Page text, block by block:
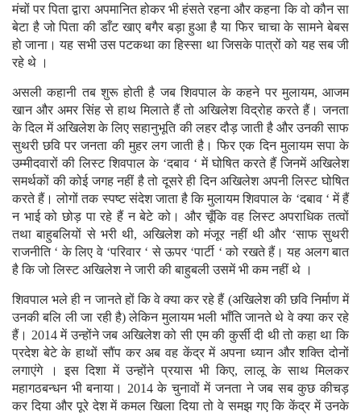
मंचों पर पिता द्वारा अपमानित होकर भी हंसते रहना और कहना कि वो कौन सा
बेटा है जो पिता की डाँट खाए बगैर बड़ा हुआ है या फिर चाचा के सामने बेबस
हो जाना। यह सभी उस पटकथा का हिस्सा था जिसके पात्रों को यह सब जी
रहे थे ।
असली कहानी तब शुरू होती है जब शिवपाल के कहने पर मुलायम, आजम
खान और अमर सिंह से हाथ मिलाते हैं तो अखिलेश विद्रोह करते हैं। जनता
के दिल में अखिलेश के लिए सहानुभूति की लहर दौड़ जाती है और उनकी साफ
सुथरी छवि पर जनता की मुहर लग जाती है। फिर एक दिन मुलायम सपा के
उम्मीदवारों की लिस्ट शिवपाल के ‘दबाव ‘ में घोषित करते हैं जिनमें अखिलेश
समर्थकों की कोई जगह नहीं है तो दूसरे ही दिन अखिलेश अपनी लिस्ट घोषित
करते हैं। लोगों तक स्पष्ट संदेश जाता है कि मुलायम शिवपाल के ‘दबाव ‘ में हैं
न भाई को छोड़ पा रहे हैं न बेटे को। और चूँकि वह लिस्ट अपराधिक तत्वों
तथा बाहुबलियों से भरी थी, अखिलेश को मंजूर नहीं थी और ‘साफ सुथरी
राजनीति ‘ के लिए वे ‘परिवार ‘ से ऊपर ‘पार्टी ‘ को रखते हैं। यह अलग बात
है कि जो लिस्ट अखिलेश ने जारी की बाहुबली उसमें भी कम नहीं थे ।
शिवपाल भले ही न जानते हों कि वे क्या कर रहे हैं (अखिलेश की छवि निर्माण में
उनकी बलि ली जा रही है) लेकिन मुलायम भली भाँति जानते थे वे क्या कर रहे
हैं। 2014 में उन्होंने जब अखिलेश को सी एम की कुर्सी दी थी तो कहा था कि
प्रदेश बेटे के हाथों सौंप कर अब वह केंद्र में अपना ध्यान और शक्ति दोनों
लगाएंगे । इस दिशा में उन्होंने प्रयास भी किए, लालू के साथ मिलकर
महागठबन्धन भी बनाया। 2014 के चुनावों में जनता ने जब सब कुछ कीचड़
कर दिया और पूरे देश में कमल खिला दिया तो वे समझ गए कि केंद्र में उनके